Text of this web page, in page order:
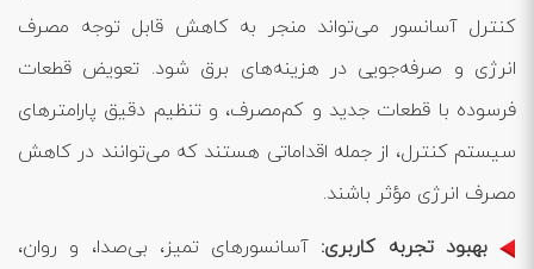
کنترل آسانسور می‌تواند منجر به کاهش قابل توجه مصرف
انرژی و صرفه‌جویی در هزینه‌های برق شود. تعویض قطعات
فرسوده با قطعات جدید و کم‌مصرف، و تنظیم دقیق پارامترهای
سیستم کنترل، از جمله اقداماتی هستند که می‌توانند در کاهش
مصرف انرژی مؤثر باشند.
بهبود تجربه کاربری: آسانسورهای تمیز، بی‌صدا، و روان،